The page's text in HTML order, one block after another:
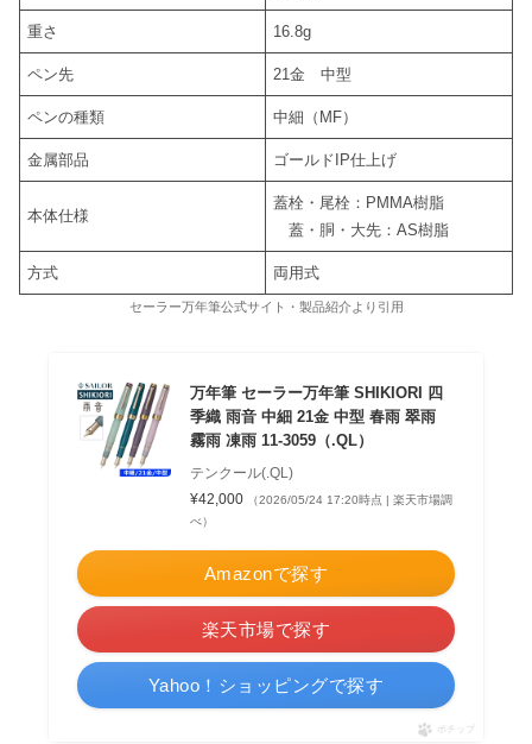
重さ 16.8g
ペン先 21金 中型
ペンの種類 中細（MF）
金属部品 ゴールドIP仕上げ
本体仕様
蓋栓・尾栓：PMMA樹脂
蓋・胴・大先：AS樹脂
方式 両用式
セーラー万年筆公式サイト・製品紹介より引用
万年筆 セーラー万年筆 SHIKIORI 四
季織 雨音 中細 21金 中型 春雨 翠雨
霧雨 凍雨 11-3059（.QL）
テンクール(.QL)
¥42,000
（2026/05/24 17:20時点 | 楽天市場調
べ）
Amazonで探す
楽天市場で探す
Yahoo！ショッピングで探す
ポチップ